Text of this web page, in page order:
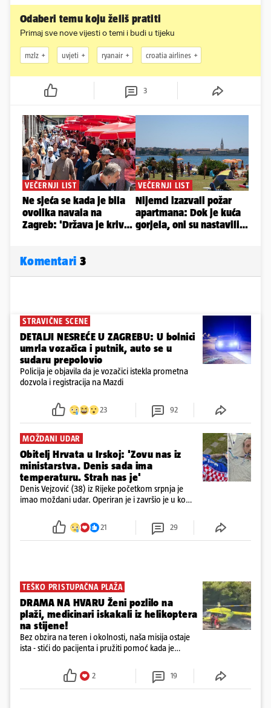
Odaberi temu koju želiš pratiti
Primaj sve nove vijesti o temi i budi u tijeku
mzlz uvjeti ryanair croatia airlines
3
Komentari 3
STRAVIČNE SCENE
DETALJI NESREĆE U ZAGREBU: U bolnici
umrla vozačica i putnik, auto se u
sudaru prepolovio
Policija je objavila da je vozačici istekla prometna
dozvola i registracija na Mazdi
23 92
MOŽDANI UDAR
Obitelj Hrvata u Irskoj: 'Zovu nas iz
ministarstva. Denis sada ima
temperaturu. Strah nas je'
Denis Vejzović (38) iz Rijeke početkom srpnja je
imao moždani udar. Operiran je i završio je u komi.
tamošnji liječnici ne vjeruju u oporavak: 'Imamo
21 29
TEŠKO PRISTUPAČNA PLAŽA
DRAMA NA HVARU Ženi pozlilo na
plaži, medicinari iskakali iz helikoptera
na stijene!
Bez obzira na teren i okolnosti, naša misija ostaje
ista - stići do pacijenta i pružiti pomoć kada je
2 19